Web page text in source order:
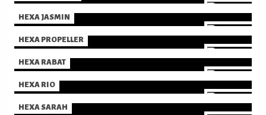
HEXA JASMIN
HEXA PROPELLER
HEXA RABAT
HEXA RIO
HEXA SARAH